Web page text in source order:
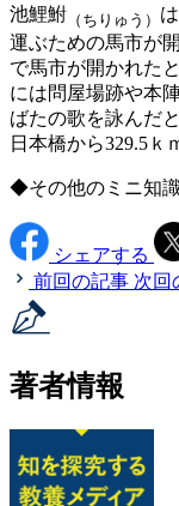
池鯉鮒 （ちりゅう）
運ぶための馬市が
で馬市が開かれた
には問屋場跡や本
ばたの歌を詠んだ
日本橋から329.5ｋ
◆その他のミニ知識
シェアする
前回の記事 次回
著者情報